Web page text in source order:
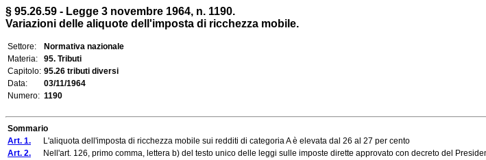
§ 95.26.59 - Legge 3 novembre 1964, n. 1190.
Variazioni delle aliquote dell'imposta di ricchezza mobile.
Settore:
Normativa nazionale
Materia:
95. Tributi
Capitolo: 95.26 tributi diversi
Data:
03/11/1964
Numero: 1190
Sommario
Art. 1. L'aliquota dell'imposta di ricchezza mobile sui redditi di categoria A è elevata dal 26 al 27 per cento
Art. 2. Nell'art. 126, primo comma, lettera b) del testo unico delle leggi sulle imposte dirette approvato con decreto del